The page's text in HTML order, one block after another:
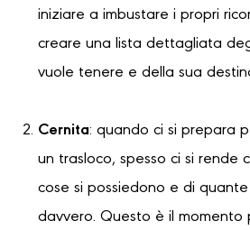
iniziare a imbustare i propri
creare una lista dettagliata
vuole tenere e della sua
Cernita: quando ci si prepara
un trasloco, spesso ci si rende
cose si possiedono e di
davvero. Questo è il